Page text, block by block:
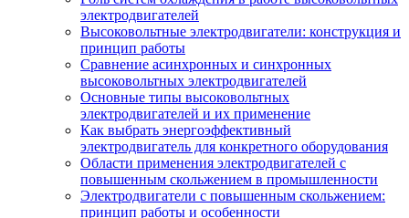
электродвигателей
Высоковольтные электродвигатели: конструкция и
принцип работы
Сравнение асинхронных и синхронных
высоковольтных электродвигателей
Основные типы высоковольтных
электродвигателей и их применение
Как выбрать энергоэффективный
электродвигатель для конкретного оборудования
Области применения электродвигателей с
повышенным скольжением в промышленности
Электродвигатели с повышенным скольжением:
принцип работы и особенности